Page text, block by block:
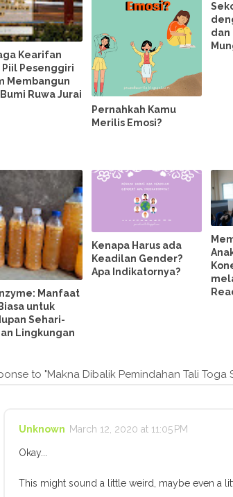
Kearifan
Piil Pesenggiri
Membangun
Ruwa Jurai
Pernahkah Kamu
Merilis Emosi?
dan
Manfaat
untuk
Sehari-
Lingkungan
Kenapa Harus ada
Keadilan Gender?
Apa Indikatornya?
to "Makna Dibalik Pemindahan Tali Toga
Unknown March 12, 2020 at 11:05 PM
Okay...
This might sound a little weird, maybe even a